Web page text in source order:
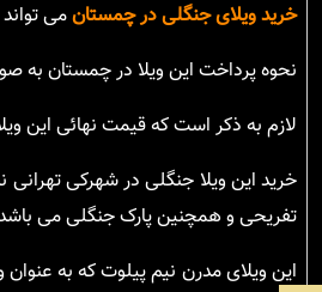
خرید ویلای جنگلی در چمستانمی
نحوه پرداخت این ویلا در چمستان به
لازم به ذکر است که قیمت نهائی این
تفریحی و همچنین پارک جنگلی می
این ویلای مدرن نیم پیلوت که به